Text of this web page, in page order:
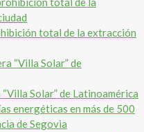
total de la extracción
Solar” de Latinoamérica